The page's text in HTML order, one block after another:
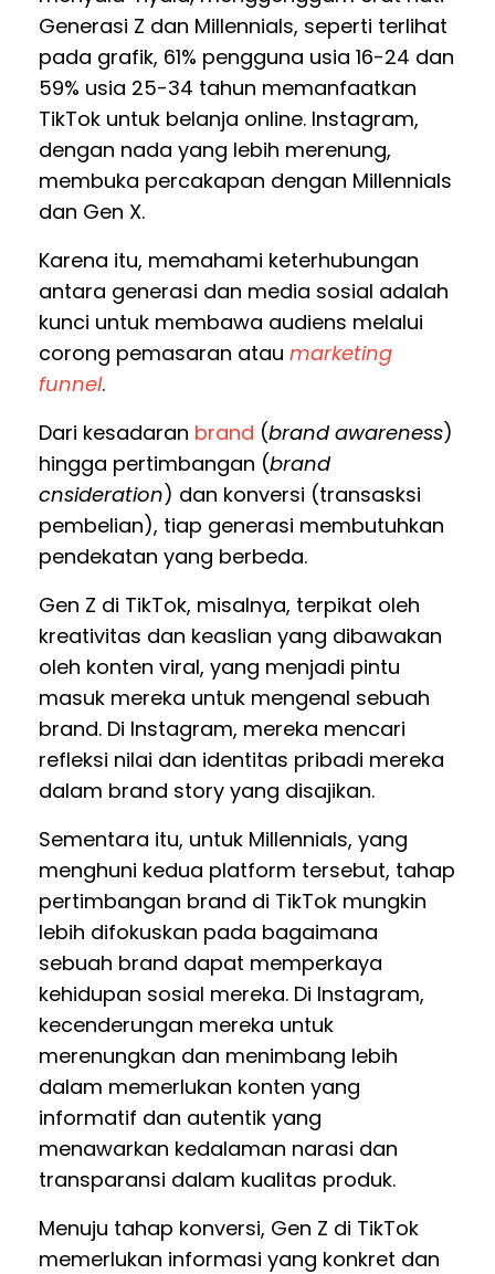
Generasi Z dan Millennials, seperti terlihat
pada grafik, 61% pengguna usia 16-24 dan
59% usia 25-34 tahun memanfaatkan
TikTok untuk belanja online. Instagram,
dengan nada yang lebih merenung,
membuka percakapan dengan Millennials
dan Gen X.
Karena itu, memahami keterhubungan
antara generasi dan media sosial adalah
kunci untuk membawa audiens melalui
corong pemasaran atau marketing
funnel.
Dari kesadaran brand (brand awareness)
hingga pertimbangan (brand
cnsideration) dan konversi (transasksi
pembelian), tiap generasi membutuhkan
pendekatan yang berbeda.
Gen Z di TikTok, misalnya, terpikat oleh
kreativitas dan keaslian yang dibawakan
oleh konten viral, yang menjadi pintu
masuk mereka untuk mengenal sebuah
brand. Di Instagram, mereka mencari
refleksi nilai dan identitas pribadi mereka
dalam brand story yang disajikan.
Sementara itu, untuk Millennials, yang
menghuni kedua platform tersebut, tahap
pertimbangan brand di TikTok mungkin
lebih difokuskan pada bagaimana
sebuah brand dapat memperkaya
kehidupan sosial mereka. Di Instagram,
kecenderungan mereka untuk
merenungkan dan menimbang lebih
dalam memerlukan konten yang
informatif dan autentik yang
menawarkan kedalaman narasi dan
transparansi dalam kualitas produk.
Menuju tahap konversi, Gen Z di TikTok
memerlukan informasi yang konkret dan